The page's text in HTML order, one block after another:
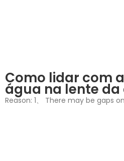
Como lidar com
água na lente
Reason: 1、 There may be gaps